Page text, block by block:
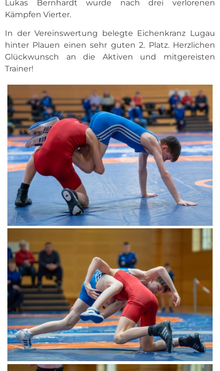
Lukas Bernhardt wurde nach drei verlorenen
Kämpfen Vierter.
In der Vereinswertung belegte Eichenkranz Lugau
hinter Plauen einen sehr guten 2. Platz. Herzlichen
Glückwunsch an die Aktiven und mitgereisten
Trainer!